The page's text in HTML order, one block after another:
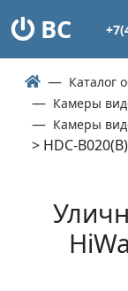
ВС
Каталог
Камеры
Камеры
> HDC-